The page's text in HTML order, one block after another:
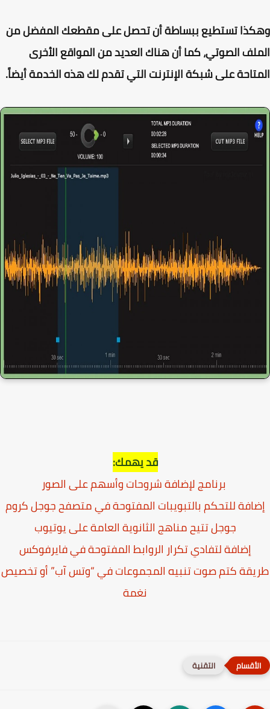
تستطيع ببساطة أن تحصل على مقطعك المفضل من
الصوتي، كما أن هناك العديد من المواقع الأخرى
على شبكة الإنترنت التي تقدم لك هذه الخدمة أيضاً.
قد يهمك:
برنامج لإضافة شروحات وأسهم على الصور
للتحكم بالتبويبات المفتوحة في متصفح جوجل كروم
جوجل تتيح مناهج الثانوية العامة على يوتيوب
إضافة لتفادي تكرار الروابط المفتوحة في فايرفوكس
كتم صوت تنبيه المجموعات في “وتس آب” أو تخصيص
نغمة
التقنية